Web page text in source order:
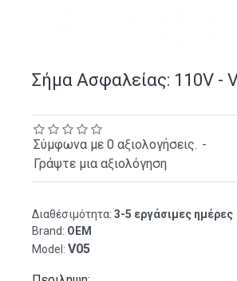
Σήμα Ασφαλείας: 110V -
Διαθέσιμότητα: 3-5 εργάσιμες ημέρες
Brand: OEM
Model: V05
Σύμφωνα με 0 αξιολογήσεις. -
Γράψτε μια αξιολόγηση